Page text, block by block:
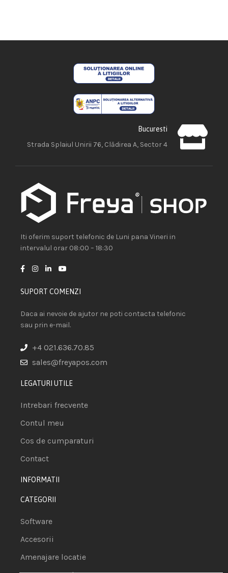
Bucuresti
Strada Splaiul Unirii 76, Clădirea A, Sector 4
Iti oferim suport telefonic de Luni pana Vineri in
intervalul orar 08:00 – 18:30
SUPORT COMENZI
Daca ai nevoie de ajutor ne poti contacta telefonic
sau prin e-mail.
+4 021.636.70.85
sales@freyapos.com
LEGATURI UTILE
Intrebari frecvente
Contul meu
Cos de cumparaturi
Contact
INFORMATII
CATEGORII
Software
Accesorii
Amenajare locatie